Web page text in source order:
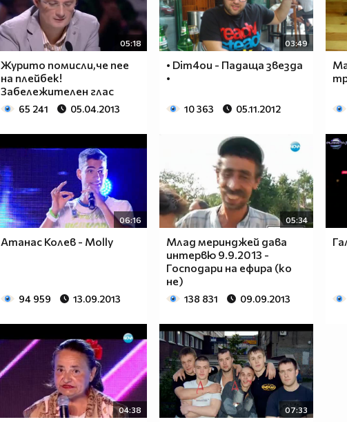
05:18
Журито помисли,че пее
на плейбек!
Забележителен глас
65 241 05.04.2013
03:49
• Dim4ou - Падаща звезда
•
10 363 05.11.2012
06:16
Атанас Колев - Molly
94 959 13.09.2013
05:34
Млад меринджей дава
интервю 9.9.2013 -
Господари на ефира (ко
не)
138 831 09.09.2013
04:38 07:33